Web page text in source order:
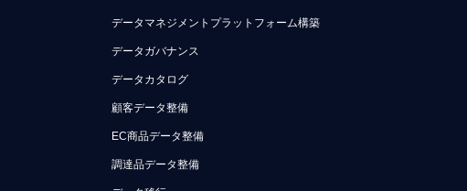
データマネジメントプラットフォーム構築
データガバナンス
データカタログ
顧客データ整備
EC商品データ整備
調達品データ整備